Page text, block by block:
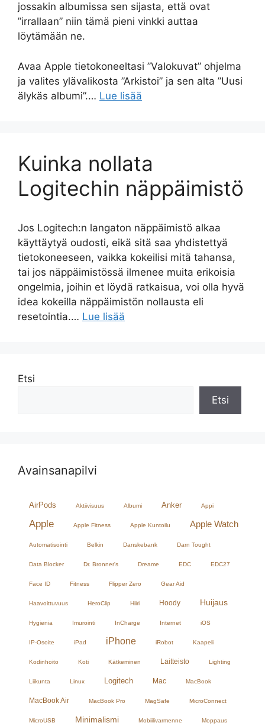
jossakin albumissa sen sijasta, että ovat
”irrallaan” niin tämä pieni vinkki auttaa
löytämään ne.
Avaa Apple tietokoneeltasi ”Valokuvat” ohjelma
ja valites ylävalikosta ”Arkistoi” ja sen alta ”Uusi
älykäs albumi”.… Lue lisää
Kuinka nollata
Logitechin näppäimistö
Jos Logitech:n langaton näppäimistö alkaa
käyttäytyä oudosti, eikä sitä saa yhdistettyä
tietokoneeseen, vaikka kokeilisi mitä tahansa,
tai jos näppäimistössä ilmenee muita erikoisia
ongelmia, joihin et löydä ratkaisua, voi olla hyvä
idea kokeilla näppäimistön nollausta eli
resetointia.… Lue lisää
Etsi
Etsi
Avainsanapilvi
AirPods Aktiivisuus Albumi Anker Appi
Apple Apple Fitness Apple Kuntoilu Apple Watch
Automatisointi Belkin Danskebank Darn Tought
Data Blocker Dr. Bronner's Dreame EDC EDC27
Face ID Fitness Flipper Zero Gear Aid
Haavoittuvuus HeroClip Hiiri Hoody Huijaus
Hygienia Imurointi InCharge Internet iOS
IP-Osoite iPad iPhone iRobot Kaapeli
Kodinhoito Koti Kätkeminen Laitteisto Lighting
Liikunta Linux Logitech Mac MacBook
MacBook Air MacBook Pro MagSafe MicroConnect
MicroUSB Minimalismi Mobiilivarmenne Moppaus